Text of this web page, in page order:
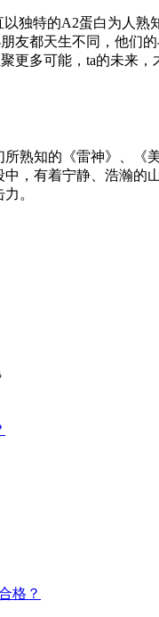
独特的A2蛋白为人
友都天生不同，他们
更多可能，ta的未来，
熟知的《雷神》、
，有着宁静、浩瀚
。
格？